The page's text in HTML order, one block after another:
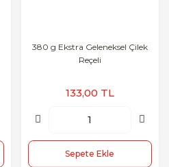
380 g Ekstra Geleneksel Çilek
Reçeli
133,00 TL
Sepete Ekle